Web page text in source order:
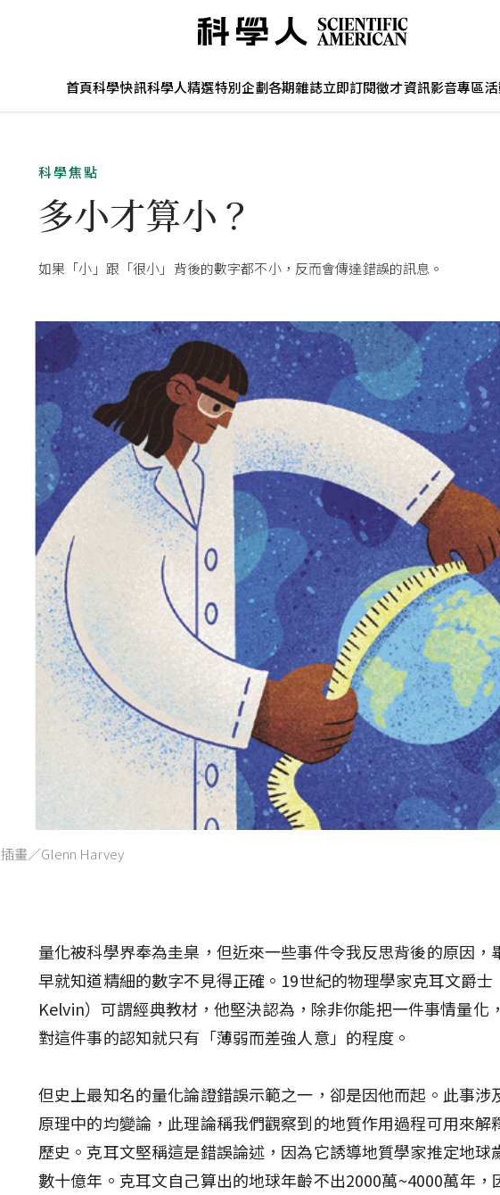
首頁科學快訊科學人精選特別企劃各期雜誌立即訂閱徵才資訊影音專區
科學焦點
多小才算小？
如果「小」跟「很小」背後的數字都不小，反而會傳達錯誤的訊息。
插畫／Glenn Harvey
量化被科學界奉為圭臬，但近來一些事件令我反思背後的原因，
早就知道精細的數字不見得正確。19世紀的物理學家克耳文爵士
Kelvin）可謂經典教材，他堅決認為，除非你能把一件事情量化
對這件事的認知就只有「薄弱而差強人意」的程度。
但史上最知名的量化論證錯誤示範之一，卻是因他而起。此事涉
原理中的均變論，此理論稱我們觀察到的地質作用過程可用來解
歷史。克耳文堅稱這是錯誤論述，因為它誘導地質學家推定地球
數十億年。克耳文自己算出的地球年齡不出2000萬~4000萬年，